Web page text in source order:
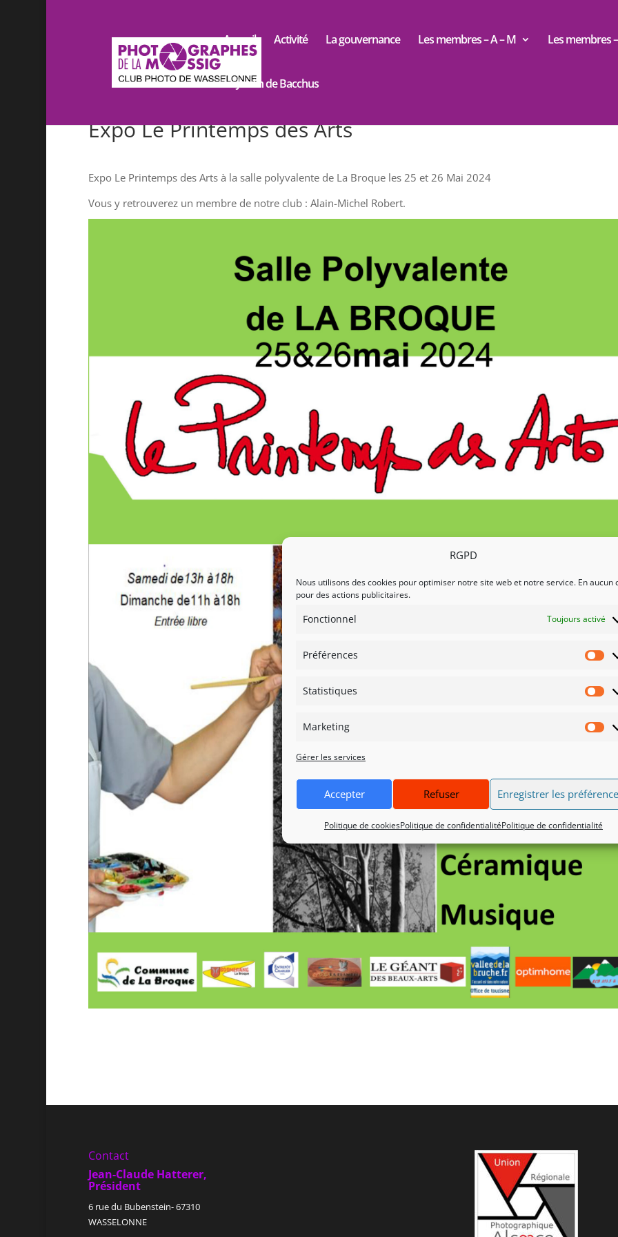
RGPD
Nous utilisons des cookies pour optimiser notre site web et notre service. En aucun
pour des actions publicitaires.
Fonctionnel Toujours activé
Préférences
Statistiques
Marketing
Gérer les services
Accepter Refuser Enregistrer les
Politique de cookiesPolitique de confidentialitéPolitique de confidentialité
Accueil Activité La gouvernance Les membres – A – M Les membres
Le Jardin de Bacchus
Expo Le Printemps des Arts
Expo Le Printemps des Arts à la salle polyvalente de La Broque les 25 et 26 Mai 2024
Vous y retrouverez un membre de notre club : Alain-Michel Robert.
Contact
Jean-Claude Hatterer,
Président
6 rue du Bubenstein- 67310
WASSELONNE